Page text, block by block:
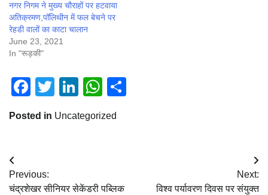
नगर निगम ने मुख्य चौराहों पर हटवाया
अतिक्रमण,पॉलिथीन में फल बेचने पर
रेहडी वालों का काटा चालान
June 23, 2021
In "रूड़की"
Facebook
Twitter
LinkedIn
WhatsApp
Posted in Uncategorized
Post
navigation
Previous:
चंद्रशेखर सीनियर सेकेंडरी पब्लिक
Next:
विश्व पर्यावरण दिवस पर संयुक्त